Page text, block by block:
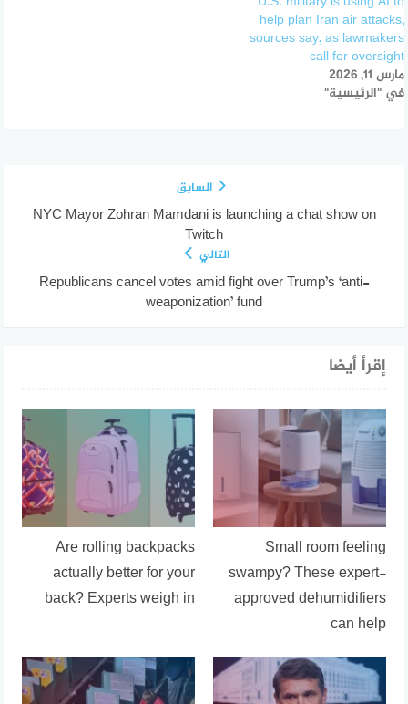
help plan Iran air attacks,
sources say, as lawmakers
call for oversight
مارس 11, 2026
في "الرئيسية"
السابق
NYC Mayor Zohran Mamdani is launching a chat show on
Twitch
التالي
Republicans cancel votes amid fight over Trump’s ‘anti-
weaponization’ fund
إقرأ أيضا
Small room feeling
swampy? These expert-
approved dehumidifiers
can help
Are rolling backpacks
actually better for your
back? Experts weigh in